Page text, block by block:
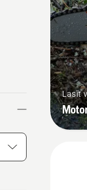
Lasīt